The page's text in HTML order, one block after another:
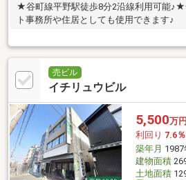
★谷町線平野駅徒歩8分2沿線利用可能♪★
ト事務所や住居としても使用できます♪
売ビル
イチリュウビル
5,500万円
利回り 7.6％
築年月
建物面積
土地面積